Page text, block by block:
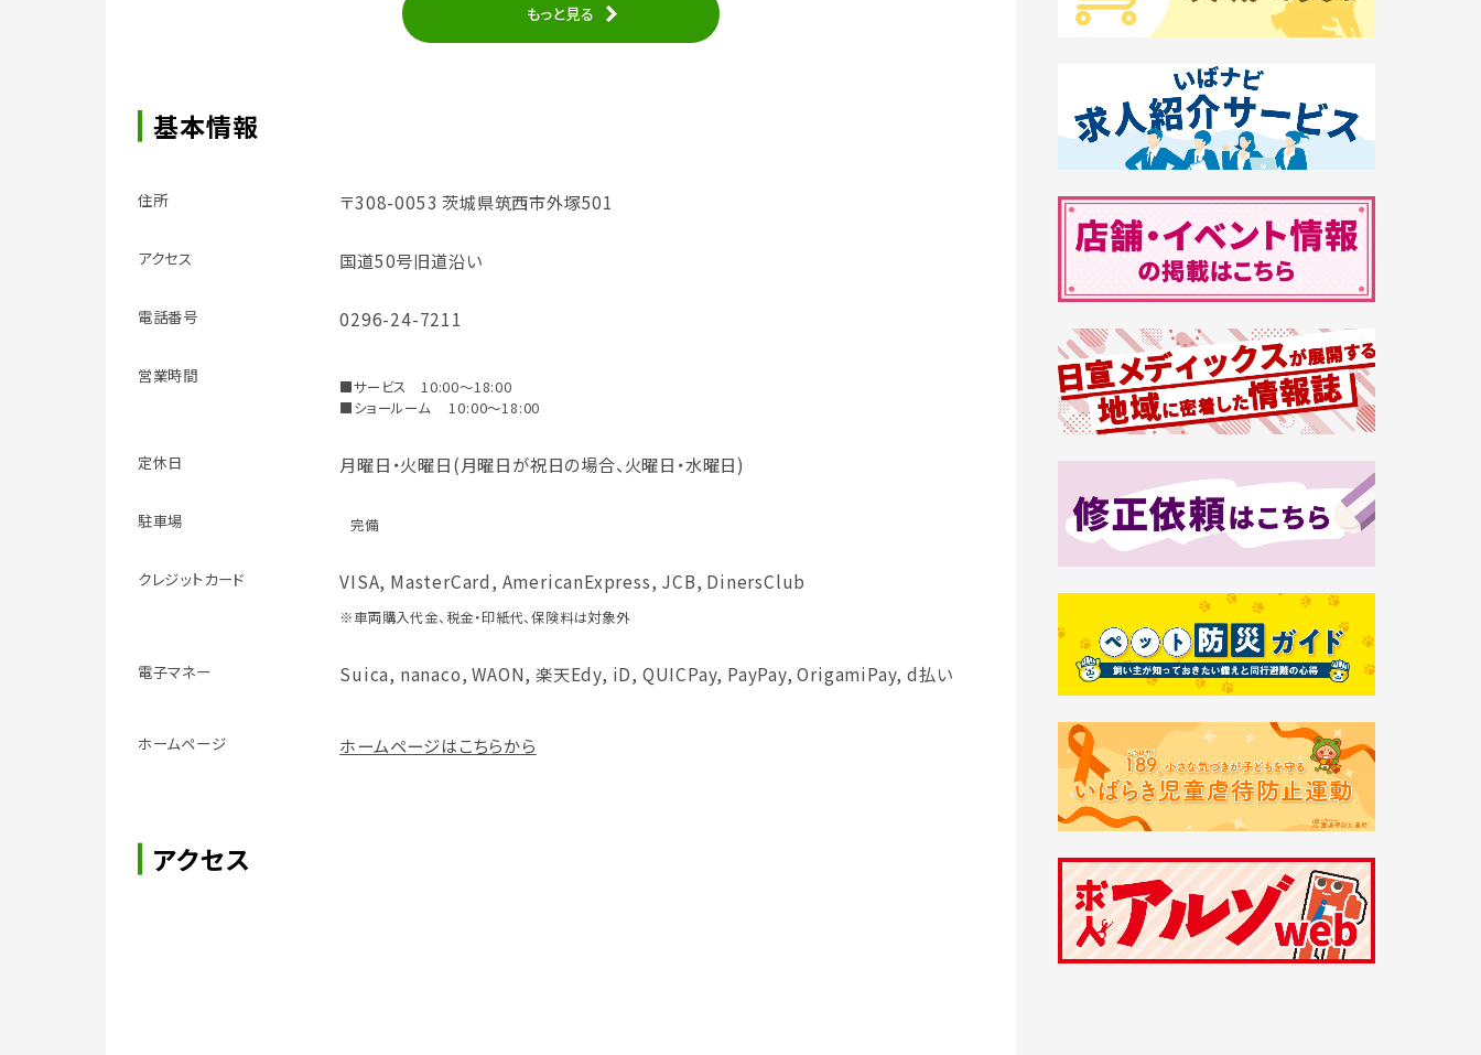
もっと見る
基本情報
住所 〒308-0053 茨城県筑西市外塚501
アクセス 国道50号旧道沿い
電話番号 0296-24-7211
営業時間
■サービス 10:00～18:00
■ショールーム 10:00～18:00
定休日 月曜日・火曜日(月曜日が祝日の場合、火曜日・水曜日)
駐車場 完備
クレジットカード VISA, MasterCard, AmericanExpress, JCB, DinersClub
※車両購入代金、税金・印紙代、保険料は対象外
電子マネー Suica, nanaco, WAON, 楽天Edy, iD, QUICPay, PayPay, OrigamiPay, d払い
ホームページ ホームページはこちらから
アクセス